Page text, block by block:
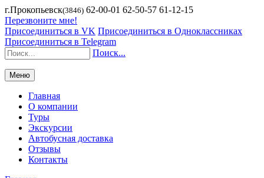
г.Прокопьевск(3846) 62-00-01 62-50-57 61-12-15
Перезвоните мне!
Присоединиться в VK Присоединиться в Одноклассниках
Присоединиться в Telegram
Поиск...
Меню
Главная
О компании
Туры
Экскурсии
Автобусная доставка
Отзывы
Контакты